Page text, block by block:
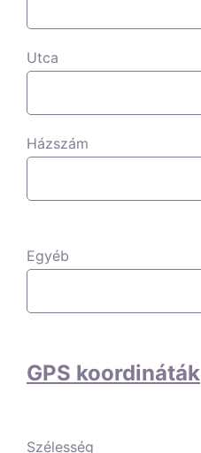
Utca
Házszám
Egyéb
GPS koordináták
Szélesség